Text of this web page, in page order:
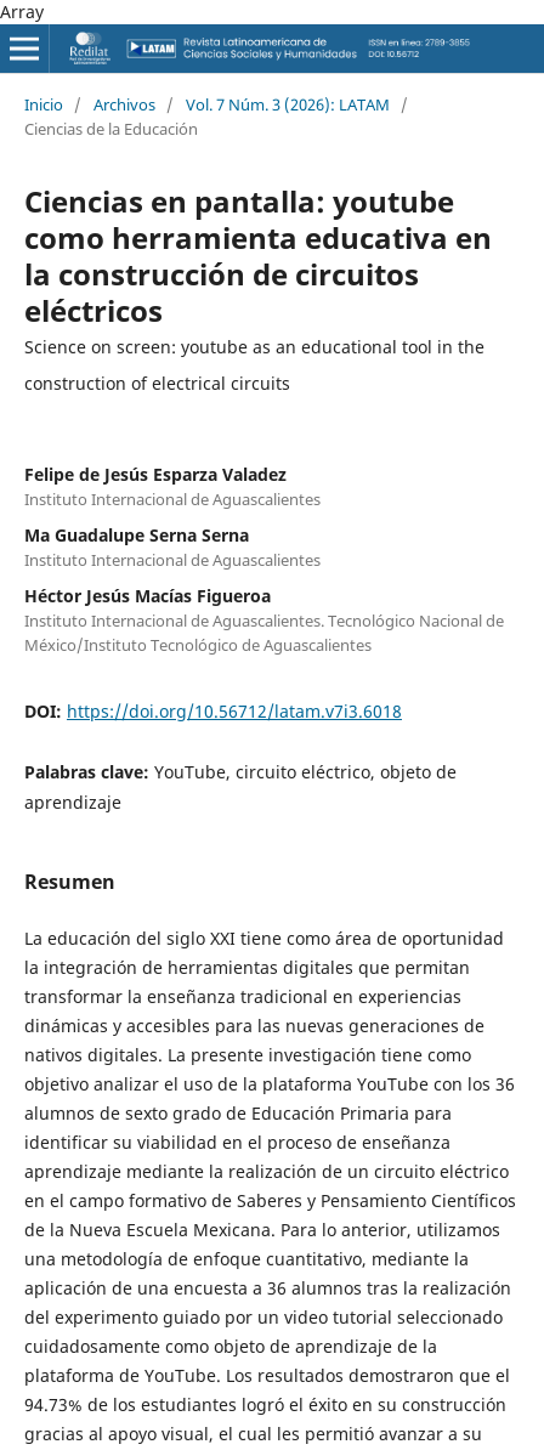
Array
Inicio / Archivos / Vol. 7 Núm. 3 (2026): LATAM
/
Ciencias de la Educación
Ciencias en pantalla: youtube
como herramienta educativa en
la construcción de circuitos
eléctricos
Science on screen: youtube as an educational tool in the
construction of electrical circuits
Felipe de Jesús Esparza Valadez
Instituto Internacional de Aguascalientes
Ma Guadalupe Serna Serna
Instituto Internacional de Aguascalientes
Héctor Jesús Macías Figueroa
Instituto Internacional de Aguascalientes. Tecnológico Nacional de
México/Instituto Tecnológico de Aguascalientes
DOI: https://doi.org/10.56712/latam.v7i3.6018
Palabras clave: YouTube, circuito eléctrico, objeto de
aprendizaje
Resumen
La educación del siglo XXI tiene como área de oportunidad
la integración de herramientas digitales que permitan
transformar la enseñanza tradicional en experiencias
dinámicas y accesibles para las nuevas generaciones de
nativos digitales. La presente investigación tiene como
objetivo analizar el uso de la plataforma YouTube con los 36
alumnos de sexto grado de Educación Primaria para
identificar su viabilidad en el proceso de enseñanza
aprendizaje mediante la realización de un circuito eléctrico
en el campo formativo de Saberes y Pensamiento Científicos
de la Nueva Escuela Mexicana. Para lo anterior, utilizamos
una metodología de enfoque cuantitativo, mediante la
aplicación de una encuesta a 36 alumnos tras la realización
del experimento guiado por un video tutorial seleccionado
cuidadosamente como objeto de aprendizaje de la
plataforma de YouTube. Los resultados demostraron que el
94.73% de los estudiantes logró el éxito en su construcción
gracias al apoyo visual, el cual les permitió avanzar a su